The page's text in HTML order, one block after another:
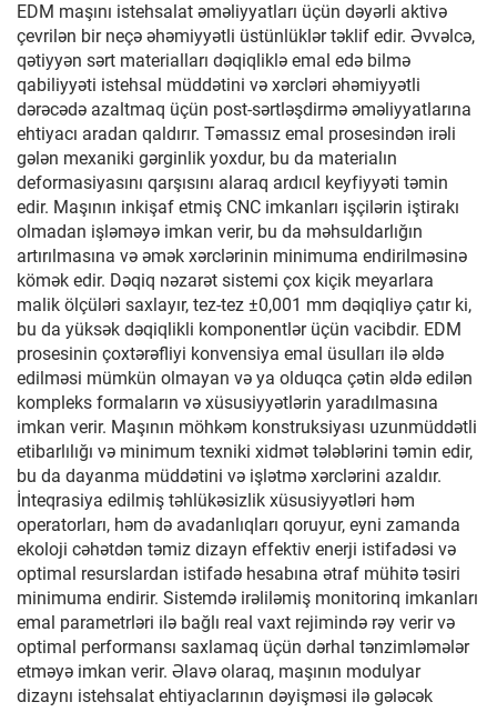
EDM maşını istehsalat əməliyyatları üçün dəyərli aktivə
çevrilən bir neçə əhəmiyyətli üstünlüklər təklif edir. Əvvəlcə,
qətiyyən sərt materialları dəqiqliklə emal edə bilmə
qabiliyyəti istehsal müddətini və xərcləri əhəmiyyətli
dərəcədə azaltmaq üçün post-sərtləşdirmə əməliyyatlarına
ehtiyacı aradan qaldırır. Təmassız emal prosesindən irəli
gələn mexaniki gərginlik yoxdur, bu da materialın
deformasiyasını qarşısını alaraq ardıcıl keyfiyyəti təmin
edir. Maşının inkişaf etmiş CNC imkanları işçilərin iştirakı
olmadan işləməyə imkan verir, bu da məhsuldarlığın
artırılmasına və əmək xərclərinin minimuma endirilməsinə
kömək edir. Dəqiq nəzarət sistemi çox kiçik meyarlara
malik ölçüləri saxlayır, tez-tez ±0,001 mm dəqiqliyə çatır ki,
bu da yüksək dəqiqlikli komponentlər üçün vacibdir. EDM
prosesinin çoxtərəfliyi konvensiya emal üsulları ilə əldə
edilməsi mümkün olmayan və ya olduqca çətin əldə edilən
kompleks formaların və xüsusiyyətlərin yaradılmasına
imkan verir. Maşının möhkəm konstruksiyası uzunmüddətli
etibarlılığı və minimum texniki xidmət tələblərini təmin edir,
bu da dayanma müddətini və işlətmə xərclərini azaldır.
İnteqrasiya edilmiş təhlükəsizlik xüsusiyyətləri həm
operatorları, həm də avadanlıqları qoruyur, eyni zamanda
ekoloji cəhətdən təmiz dizayn effektiv enerji istifadəsi və
optimal resurslardan istifadə hesabına ətraf mühitə təsiri
minimuma endirir. Sistemdə irəliləmiş monitorinq imkanları
emal parametrləri ilə bağlı real vaxt rejimində rəy verir və
optimal performansı saxlamaq üçün dərhal tənzimləmələr
etməyə imkan verir. Əlavə olaraq, maşının modulyar
dizaynı istehsalat ehtiyaclarının dəyişməsi ilə gələcək